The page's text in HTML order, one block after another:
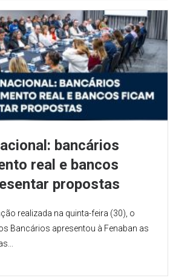
bancários
real e bancos
propostas
realizada na quinta-feira (30), o
Bancários apresentou à Fenaban as